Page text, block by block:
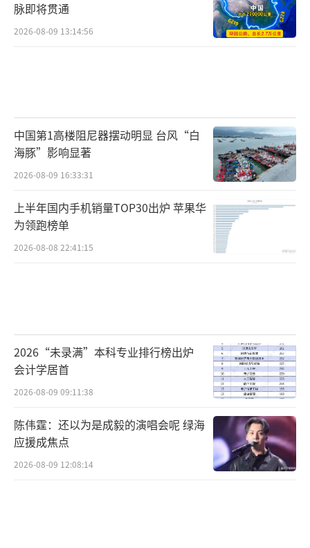
脉即将贯通
2026-08-09 13:14:56
中国第1高楼阻尼器摆动明显 台风“白
海豚”影响显著
2026-08-09 16:33:31
上半年国内手机销量TOP30出炉 苹果华
为领跑榜单
2026-08-08 22:41:15
2026“未录满”本科专业排行榜出炉
会计学居首
2026-08-09 09:11:38
陈伟霆：还以为是成毅的演唱会呢 绿海
应援成焦点
2026-08-09 12:08:14